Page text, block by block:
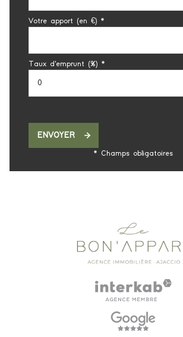
Votre apport (en €) *
Taux d'emprunt (%) *
ENVOYER
* Champs obligatoires